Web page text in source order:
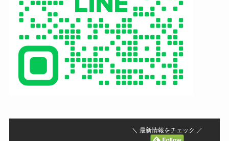
＼ 最新情報をチェック ／